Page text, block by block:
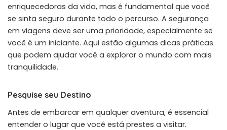
enriquecedoras da vida, mas é fundamental que você
se sinta seguro durante todo o percurso. A segurança
em viagens deve ser uma prioridade, especialmente se
você é um iniciante. Aqui estão algumas dicas práticas
que podem ajudar você a explorar o mundo com mais
tranquilidade.
Pesquise seu Destino
Antes de embarcar em qualquer aventura, é essencial
entender o lugar que você está prestes a visitar.